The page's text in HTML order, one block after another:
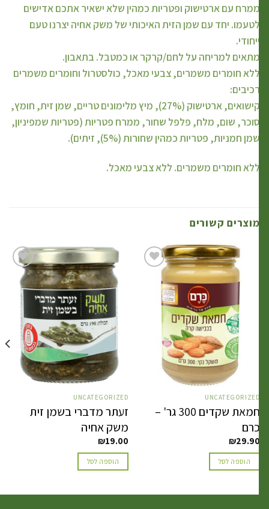
עם ארטישוק ופטריות כמהין שלא ישאיר אתכם אדישים
יחד עם שמן הזית האיכותי של משק אחיה יצרנו טעם
למריחה על לחם/קרקר או כמטבל. בתאבון.
חומרים משמרים, צבעי מאכל, כולסטרול וחומרים משמרים
קישואים, ארטישוק (27%), מיץ מלימונים טריים, שמן זית, חומץ,
שום, מלח, פלפל שחור, ממרח פטריות (פטריות שמפיניון,
חמניות, פטריות כמהין שחורות (5%), זיתים).
חומרים משמרים. ללא צבעי מאכל.
קשורים
לרשימת
המשאלות
חמאת שקדים 300 גר' –
₪
הוספה לסל
לרשימת
UNCATEGORIZED
זעתר מדברי בשמן זית
משק אחיה
₪19.00
הוספה לסל